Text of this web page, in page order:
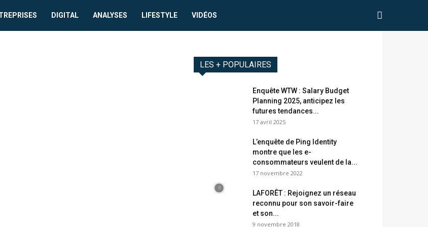
DIGITAL ANALYSES LIFESTYLE VIDÉOS
LES + POPULAIRES
Enquête WTW : Salary Budget
Planning 2025, anticipez les
futures tendances...
17 avril 2025
L’enquête de Ping Identity
montre que les e-
consommateurs veulent de la...
17 novembre 2022
LAFORÊT : Rejoignez un réseau
reconnu pour son savoir-faire
et son...
9 novembre 2018